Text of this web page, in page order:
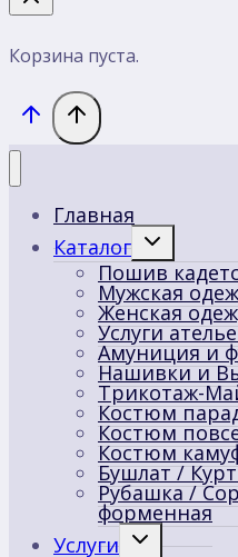
Корзина пуста.
Главная
Каталог
Переключить
меню
Пошив
Мужская
Женская
Услуги
Амуниция и
Нашивки и
Трикотаж-
Костюм
Костюм
Костюм
Бушлат /
Рубашка /
форменная
Услуги
Переключить
дочернее